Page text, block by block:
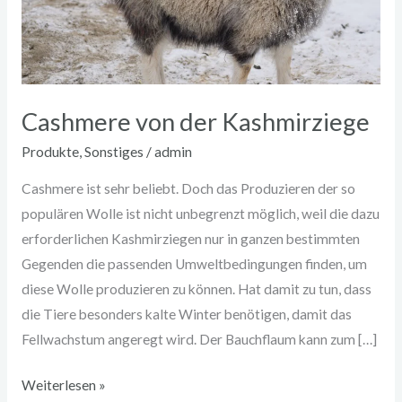
Cashmere von der Kashmirziege
Produkte,Sonstiges /admin
Cashmere ist sehr beliebt. Doch das Produzieren der so
populären Wolle ist nicht unbegrenzt möglich, weil die dazu
erforderlichen Kashmirziegen nur in ganzen bestimmten
Gegenden die passenden Umweltbedingungen finden, um
diese Wolle produzieren zu können. Hat damit zu tun, dass
die Tiere besonders kalte Winter benötigen, damit das
Fellwachstum angeregt wird. Der Bauchflaum kann zum […]
Weiterlesen »